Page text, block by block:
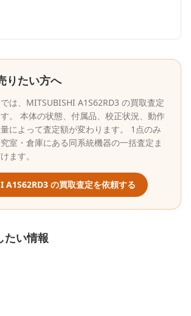
りたい方へ
では、 MITSUBISHI A1S62RD3 の買取査定
。 本体の状態、付属品、校正状況、動作
によって査定額が変わります。 1点のみ
室・倉庫にある同系統機器の一括査定ま
ます。
A1S62RD3 の買取査定を依頼する
たい情報